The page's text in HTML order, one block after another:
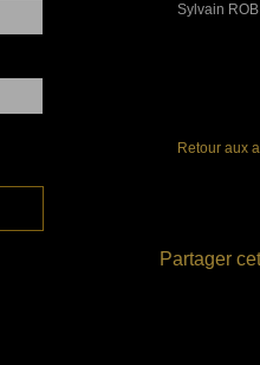
Sylvain
Retour aux
Partager